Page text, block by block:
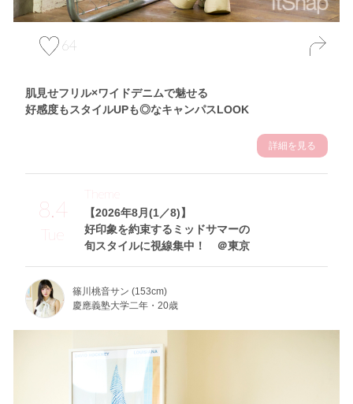
64
肌見せフリル×ワイドデニムで魅せる
好感度もスタイルUPも◎なキャンパスLOOK
詳細を見る
8.4
Tue
【2026年8月(1／8)】
好印象を約束するミッドサマーの
旬スタイルに視線集中！ ＠東京
Theme
篠川桃音サン (153cm)
慶應義塾大学二年・20歳